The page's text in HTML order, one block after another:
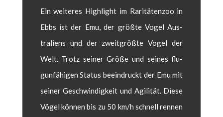
Ein weit­eres High­light im Rar­itäten­zoo in
Ebbs ist der Emu, der größte Vogel Aus­
traliens und der zweit­größte Vogel der
Welt. Trotz sein­er Größe und seines flu­
gun­fähi­gen Sta­tus beein­druckt der Emu mit
sein­er Geschwindigkeit und Agilität. Diese
Vögel kön­nen bis zu 50 km/h schnell ren­nen